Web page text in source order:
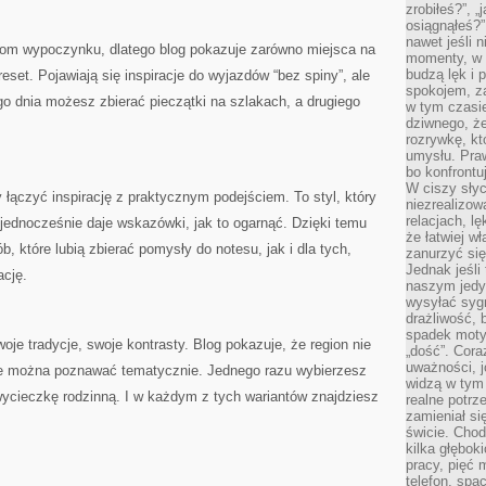
wypoczynku, dlatego blog pokazuje zarówno miejsca na
Pojawiają się inspiracje do wyjazdów “bez spiny”, ale
dnia możesz zbierać pieczątki na szlakach, a drugiego
inspirację z praktycznym podejściem. To styl, który
daje wskazówki, jak to ogarnąć. Dzięki temu
które lubią zbierać pomysły do notesu, jak i dla tych,
tradycje, swoje kontrasty. Blog pokazuje, że region nie
poznawać tematycznie. Jednego razu wybierzesz
rodzinną. I w każdym z tych wariantów znajdziesz
zrobiłeś?”,
nawet jeśli
momenty,
budzą lęk i
spokojem,
w tym
dziwnego,
rozrywkę,
umysłu.
bo
W ciszy
relacjach,
że łatwiej
zanurzyć
Jednak jeśli
naszym
wysyłać
drażliwość,
spadek
„dość”.
uważności,
widzą w
realne
zamieniał
świcie.
kilka
pracy, pięć
telefon,